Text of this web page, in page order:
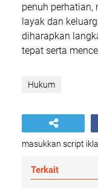
penuh perhatian,
layak dan
diharapkan
tepat serta
Hukum
masukkan script
Terkait